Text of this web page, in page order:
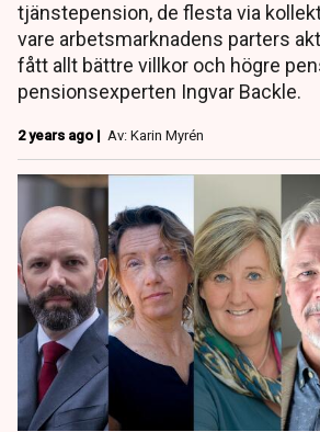
tjänstepension, de flesta via
vare arbetsmarknadens parters
fått allt bättre villkor och högre
pensionsexperten Ingvar Backle.
2 years ago | Av: Karin Myrén